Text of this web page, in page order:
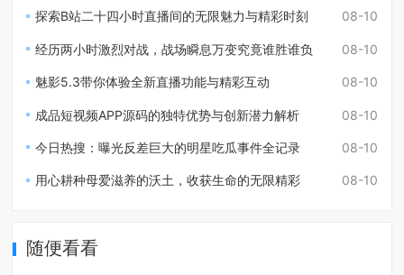
08-10
探索B站二十四小时直播间的无限魅力与精彩时刻
08-10
经历两小时激烈对战，战场瞬息万变究竟谁胜谁负
08-10
魅影5.3带你体验全新直播功能与精彩互动
08-10
成品短视频APP源码的独特优势与创新潜力解析
08-10
今日热搜：曝光反差巨大的明星吃瓜事件全记录
08-10
用心耕种母爱滋养的沃土，收获生命的无限精彩
随便看看